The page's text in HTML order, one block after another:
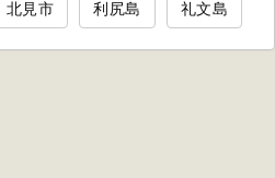
北見市 利尻島 礼文島